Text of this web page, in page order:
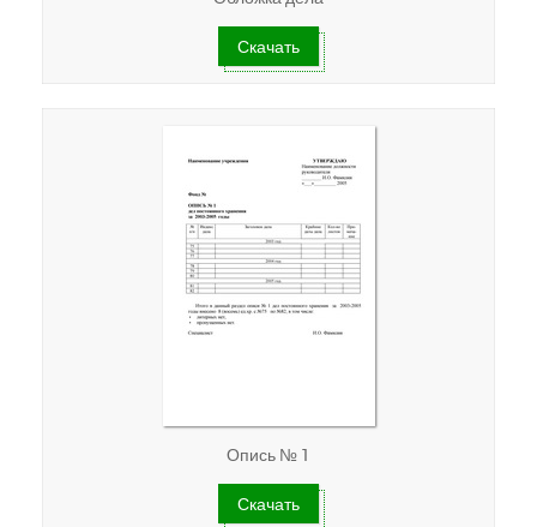
Скачать
Опись № 1
Скачать